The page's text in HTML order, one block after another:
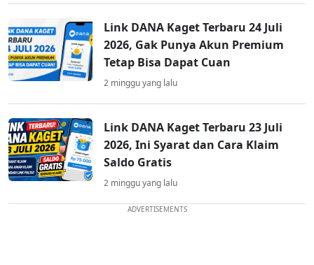
Link DANA Kaget Terbaru 24 Juli
2026, Gak Punya Akun Premium
Tetap Bisa Dapat Cuan
2 minggu yang lalu
Link DANA Kaget Terbaru 23 Juli
2026, Ini Syarat dan Cara Klaim
Saldo Gratis
2 minggu yang lalu
ADVERTISEMENTS